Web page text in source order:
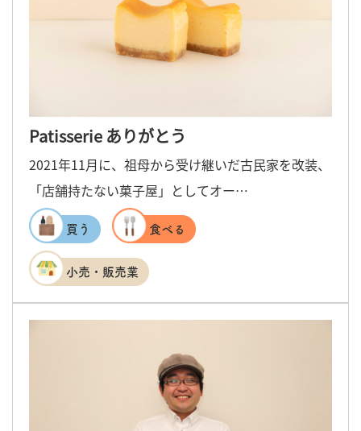
Patisserie ありがとう
2021年11月に、祖母から受け継いだ古民家を改装、
「店舗持たない菓子屋」としてオー…
買う 食べる
小売・販売業